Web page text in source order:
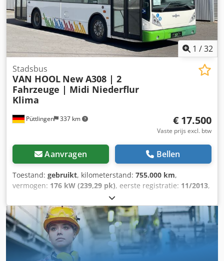
1 /32
Püttlingen 337 km
Stadsbus
VAN HOOL New A308 | 2
Fahrzeuge | Midi Niederflur
Klima
€ 17.500
Vaste prijs excl. btw
Aanvragen Bellen
Toestand: gebruikt, kilometerstand: 755.000 km,
vermogen: 176 kW (239,29 pk), eerste registratie: 11/2013,
, aantal zitplaatsen:
overbrenging:automatisch, emissieklasse:Euro 5, kleur:
wit
, remmen:retarder , Uitrusting:ABS, airconditioning,
standkachel, Van Hool Nieuwe A308 Midi-bus met lage
vloer Lengte: 9,495 m Breedte: 2,350 m 2 identieke
voertuigen beschikbaar Voertuig 1: 755.000 km Voertuig 2:
765.000 km * MAN-motor, 176 kW, Euro 5 * Voith-